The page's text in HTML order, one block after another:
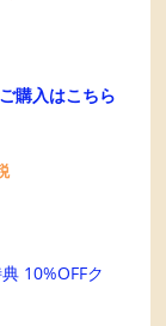
購入はこちら
10%OFFク